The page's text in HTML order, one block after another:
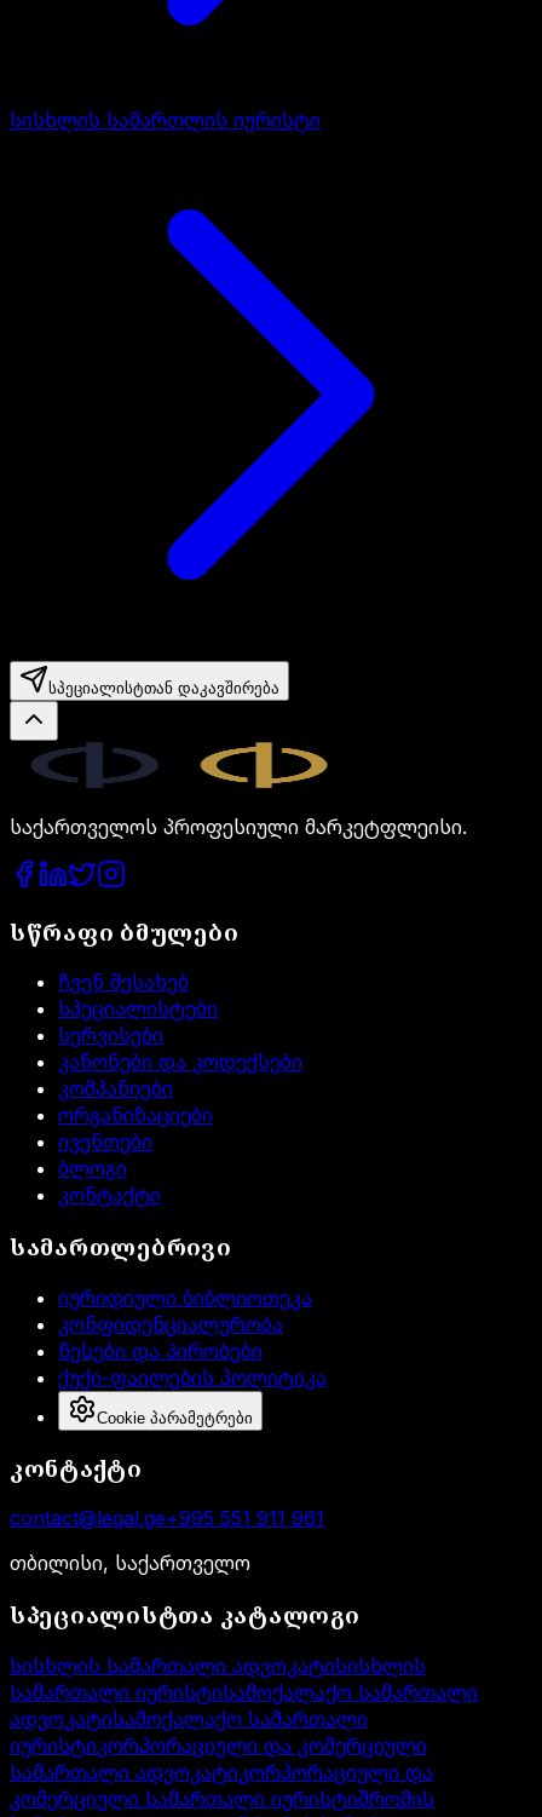
სისხლის სამართლის იურისტი
სპეციალისტთან დაკავშირება
საქართველოს პროფესიული მარკეტფლეისი.
სწრაფი ბმულები
ჩვენ შესახებ
სპეციალისტები
სერვისები
კანონები და კოდექსები
კომპანიები
ორგანიზაციები
ივენთები
ბლოგი
კონტაქტი
სამართლებრივი
იურიდიული ბიბლიოთეკა
კონფიდენციალურობა
წესები და პირობები
ქუქი-ფაილების პოლიტიკა
Cookie პარამეტრები
კონტაქტი
contact@legal.ge+995 551 911 961
თბილისი, საქართველო
სპეციალისტთა კატალოგი
სისხლის სამართალი ადვოკატისისხლის
სამართალი იურისტისამოქალაქო სამართალი
ადვოკატისამოქალაქო სამართალი
იურისტიკორპორაციული და კომერციული
სამართალი ადვოკატიკორპორაციული და
კომერციული სამართალი იურისტიშრომის